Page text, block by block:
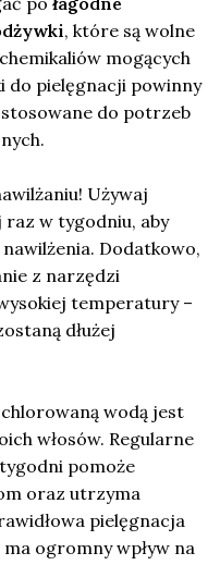
, które są wolne
mogących
do pielęgnacji powinny
do potrzeb
Używaj
raz w tygodniu, aby
Dodatkowo,
z narzędzi
temperatury –
dłużej
wodą jest
włosów. Regularne
pomoże
oraz utrzyma
pielęgnacja
ogromny wpływ na